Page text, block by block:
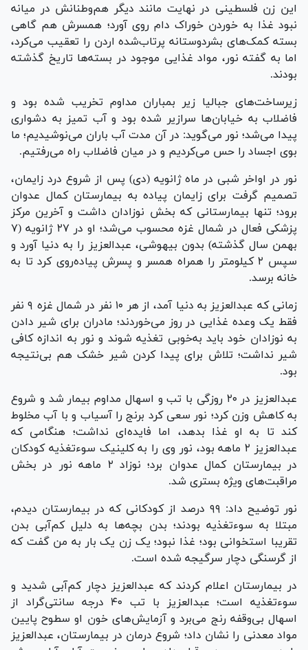
این زن فلسطینی در نهایت مانند دیگر هم‌وطنانش در میانه
نبود غذا به خوردن خوراک دام روی آورد؛ همسرش هم گاهی
بسته کمک‌های بشردوستانه پرتاب‌شده اردن را تعقیب می‌کرد،
اما به گفته نور، مواد غذایی موجود در بسته‌ها تاریخ گذشته
بودند.
زیرساخت‌های جبالیا زیر بمباران مداوم تخریب شده بود و
فاضلاب به خیابان‌ها سرازیر شده بود و آب تمیز به دشواری
پیدا می‌شد؛ نور می‌گوید: در آن مدت آب باران می‌نوشیدیم؛ ما
بوی اجساد را حس می‌کردیم و در میان فاضلاب راه می‌رفتیم.
نور در اواخر شبی در ماه ژانویه (دی) پس از شروع درد زایمان،
تصمیم گرفت برای زایمان پیاده به بیمارستان کمال عدوان
برود؛ تنها بیمارستانی که بخش نوزادان داشت و آخرین مرکز
پزشکی فعال در شمال غزه محسوب می‌شد؛ او در ۲۷ ژانویه (۷
بهمن سال گذشته) بدون بیهوشی، عبدالعزیز را به دنیا آورد و
سپس ۲ کیلومتر را همراه همسر و پسرش پیاده‌روی کرد تا به
خانه برسد.
زمانی که عبدالعزیز به دنیا آمد، از هر ۱۰ نفر در شمال غزه ۹ نفر
فقط یک وعده غذایی در روز می‌خوردند؛ مادران برای شیر دادن
به نوزادان خود باید به‌خوبی تغذیه شوند و نور به اندازه کافی
شیر نداشت؛ تلاش برای پیدا کردن شیر خشک هم بی‌نتیجه
بود.
عبدالعزیز در ۲۰ روزگی با تب و اسهال مداوم بیمار شد و شروع
به کاهش وزن کرد؛ نور سعی کرد برنج را آسیاب و با آب مخلوط
کند تا به او غذا بدهد، اما فایده‌ای نداشت؛ هنگامی که
عبدالعزیز ۲ ماهه بود، نور وی را به کلینیک سوءتغذیه کودکان
در بیمارستان کمال عدوان برد؛ نوزاد ۲ ماهه نور در بخش
مراقبت‌های ویژه بستری شد.
نور توضیح داد: ۹۹ درصد از کودکانی که در بیمارستان دیدم،
مبتلا به سوءتغذیه بودند؛ بدن بچه‌ها به دلیل کم‌آبی بدن
تقریبا استخوانی بود؛ غذا نبود؛ یک زن یک بار به من گفت که
از گرسنگی دچار سرگیجه شده است.
در بیمارستان اعلام کردند که عبدالعزیز دچار کم‌آبی شدید و
سوءتغذیه است؛ عبدالعزیز با تب ۴۰ درجه سانتی‌گراد از
اسهال بی‌وقفه رنج می‌برد و آزمایش‌های خون او سطوح پایین
مواد معدنی را نشان داد؛ شروع درمان در بیمارستان، عبدالعزیز